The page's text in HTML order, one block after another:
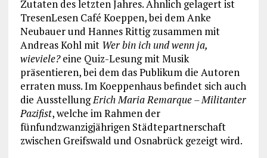
Zutaten des letzten Jahres. Ähnlich gelagert ist
TresenLesen Café Koeppen, bei dem Anke
Neubauer und Hannes Rittig zusammen mit
Andreas Kohl mit Wer bin ich und wenn ja,
wieviele?eine Quiz-Lesung mit Musik
präsentieren, bei dem das Publikum die Autoren
erraten muss. Im Koeppenhaus befindet sich auch
die AusstellungErich Maria Remarque – Militanter
Pazifist, welche im Rahmen der
fünfundzwanzigjährigen Städtepartnerschaft
zwischen Greifswald und Osnabrück gezeigt wird.